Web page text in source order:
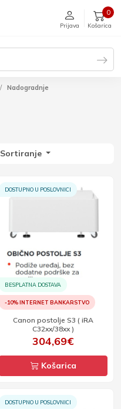
Prijava Košarica
0
Nadogradnje
Sortiranje
DOSTUPNO U POSLOVNICI
BESPLATNA DOSTAVA
-10% INTERNET BANKARSTVO
Canon postolje S3 ( iRA
C32xx/38xx )
304,69€
Košarica
DOSTUPNO U POSLOVNICI